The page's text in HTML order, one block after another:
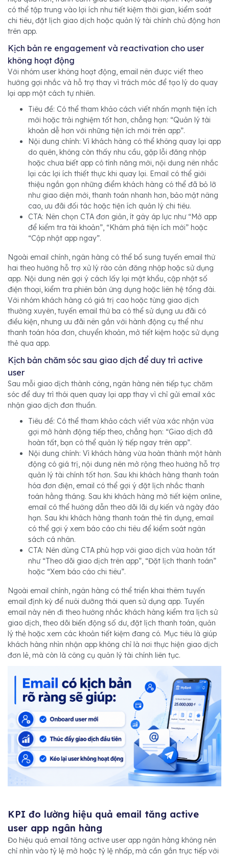
có thể tập trung vào lợi ích như tiết kiệm thời gian, kiểm soát
chi tiêu, đặt lịch giao dịch hoặc quản lý tài chính chủ động hơn
trên app.
Kịch bản re engagement và reactivation cho user
không hoạt động
Với nhóm user không hoạt động, email nên được viết theo
hướng gợi nhắc và hỗ trợ thay vì trách móc để tạo lý do quay
lại app một cách tự nhiên.
Tiêu đề: Có thể tham khảo cách viết nhấn mạnh tiện ích
mới hoặc trải nghiệm tốt hơn, chẳng hạn: “Quản lý tài
khoản dễ hơn với những tiện ích mới trên app”.
Nội dung chính: Vì khách hàng có thể không quay lại app
do quên, không còn thấy nhu cầu, gặp lỗi đăng nhập
hoặc chưa biết app có tính năng mới, nội dung nên nhắc
lại các lợi ích thiết thực khi quay lại. Email có thể giới
thiệu ngắn gọn những điểm khách hàng có thể đã bỏ lỡ
như giao diện mới, thanh toán nhanh hơn, bảo mật nâng
cao, ưu đãi đối tác hoặc tiện ích quản lý chi tiêu.
CTA: Nên chọn CTA đơn giản, ít gây áp lực như “Mở app
để kiểm tra tài khoản”, “Khám phá tiện ích mới” hoặc
“Cập nhật app ngay”.
Ngoài email chính, ngân hàng có thể bổ sung tuyến email thứ
hai theo hướng hỗ trợ xử lý rào cản đăng nhập hoặc sử dụng
app. Nội dung nên gợi ý cách lấy lại mật khẩu, cập nhật số
điện thoại, kiểm tra phiên bản ứng dụng hoặc liên hệ tổng đài.
Với nhóm khách hàng có giá trị cao hoặc từng giao dịch
thường xuyên, tuyến email thứ ba có thể sử dụng ưu đãi có
điều kiện, nhưng ưu đãi nên gắn với hành động cụ thể như
thanh toán hóa đơn, chuyển khoản, mở tiết kiệm hoặc sử dụng
thẻ qua app.
Kịch bản chăm sóc sau giao dịch để duy trì active
user
Sau mỗi giao dịch thành công, ngân hàng nên tiếp tục chăm
sóc để duy trì thói quen quay lại app thay vì chỉ gửi email xác
nhận giao dịch đơn thuần.
Tiêu đề: Có thể tham khảo cách viết vừa xác nhận vừa
gợi mở hành động tiếp theo, chẳng hạn: “Giao dịch đã
hoàn tất, bạn có thể quản lý tiếp ngay trên app”.
Nội dung chính: Vì khách hàng vừa hoàn thành một hành
động có giá trị, nội dung nên mở rộng theo hướng hỗ trợ
quản lý tài chính tốt hơn. Sau khi khách hàng thanh toán
hóa đơn điện, email có thể gợi ý đặt lịch nhắc thanh
toán hằng tháng. Sau khi khách hàng mở tiết kiệm online,
email có thể hướng dẫn theo dõi lãi dự kiến và ngày đáo
hạn. Sau khi khách hàng thanh toán thẻ tín dụng, email
có thể gợi ý xem báo cáo chi tiêu để kiểm soát ngân
sách cá nhân.
CTA: Nên dùng CTA phù hợp với giao dịch vừa hoàn tất
như “Theo dõi giao dịch trên app”, “Đặt lịch thanh toán”
hoặc “Xem báo cáo chi tiêu”.
Ngoài email chính, ngân hàng có thể triển khai thêm tuyến
email định kỳ để nuôi dưỡng thói quen sử dụng app. Tuyến
email này nên đi theo hướng nhắc khách hàng kiểm tra lịch sử
giao dịch, theo dõi biến động số dư, đặt lịch thanh toán, quản
lý thẻ hoặc xem các khoản tiết kiệm đang có. Mục tiêu là giúp
khách hàng nhìn nhận app không chỉ là nơi thực hiện giao dịch
đơn lẻ, mà còn là công cụ quản lý tài chính liên tục.
KPI đo lường hiệu quả email tăng active
user app ngân hàng
Đo hiệu quả email tăng active user app ngân hàng không nên
chỉ nhìn vào tỷ lệ mở hoặc tỷ lệ nhấp, mà cần gắn trực tiếp với